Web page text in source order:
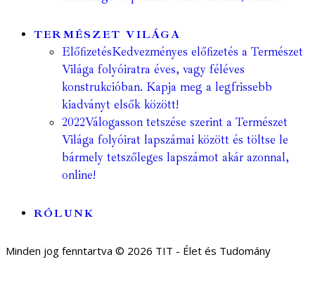
TERMÉSZET VILÁGA
ElőfizetésKedvezményes előfizetés a Természet
Világa folyóiratra éves, vagy féléves
konstrukcióban. Kapja meg a legfrissebb
kiadványt elsők között!
2022Válogasson tetszése szerint a Természet
Világa folyóirat lapszámai között és töltse le
bármely tetszőleges lapszámot akár azonnal,
online!
RÓLUNK
Minden jog fenntartva © 2026 TIT - Élet és Tudomány